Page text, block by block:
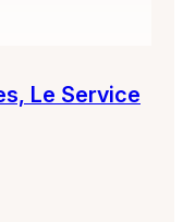
Le Service